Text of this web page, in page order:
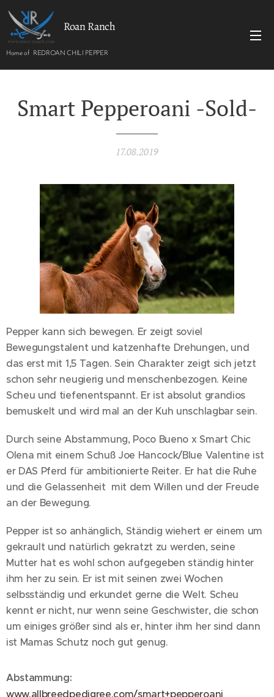
Roan Ranch
Home of REDROAN CHILI PEPPER
Smart Pepperoani -Sold-
17.08.2019
Pepper kann sich bewegen. Er zeigt soviel
Bewegungstalent und katzenhafte Drehungen, und
das erst mit 1,5 Tagen. Sein Charakter zeigt sich jetzt
schon sehr neugierig und menschenbezogen. Keine
Scheu und tiefenentspannt. Er ist absolut grandios
bemuskelt und wird mal an der Kuh unschlagbar sein.
Durch seine Abstammung, Poco Bueno x Smart Chic
Olena mit einem Schuß Joe Hancock/Blue Valentine ist
er DAS Pferd für ambitionierte Reiter. Er hat die Ruhe
und die Gelassenheit mit dem Willen und der Freude
an der Bewegung.
Pepper ist so anhänglich, Ständig wiehert er einem um
gekrault und natürlich gekratzt zu werden, seine
Mutter hat es wohl schon aufgegeben ständig hinter
ihm her zu sein. Er ist mit seinen zwei Wochen
selbsständig und erkundet gerne die Welt. Scheu
kennt er nicht, nur wenn seine Geschwister, die schon
um einiges größer sind als er, hinter ihm her sind dann
ist Mamas Schutz noch gut genug.
Abstammung:
www.allbreedpedigree.com/smart+pepperoani